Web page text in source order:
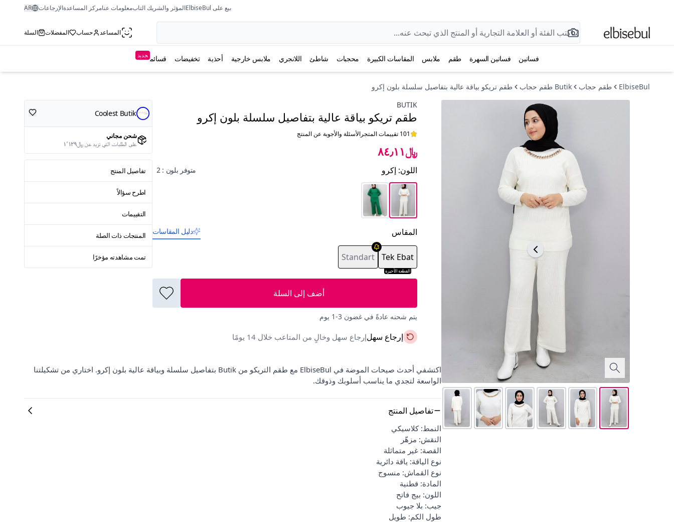
بيع على ElbiseBul المؤثر والشريك التابمعلومات عنامركز المساعدةالإرجاعات AR
المساعد حساب المفضلات السلة
فساتين فساتين السهرة طقم ملابس المقاسات الكبيرة محجبات شاطئ اللانجري ملابس خارجية أحذية تخفيضات قسائم جديد
ElbiseBul طقم حجاب Butik طقم حجاب
طقم تريكو بياقة عالية بتفاصيل سلسلة بلون إكرو
BUTIK
طقم تريكو بياقة عالية بتفاصيل سلسلة بلون إكرو
101 تقييمات المتجر الأسئلة والأجوبة عن المنتج
﷼٨٤٫١١
اللون: إكرو متوفر بلون : 2
المقاس دليل المقاسات
القطعة الأخيرة
Tek Ebat
Standart
أضف إلى السلة
يتم شحنه عادةً في غضون 3-1 يوم
إرجاع سهلإرجاع سهل وخالٍ من المتاعب خلال 14 يومًا
Coolest Butik
شحن مجاني
على الطلبات التي تزيد عن ﷼١٬١٢٩
تفاصيل المنتج
اطرح سؤالاً
التقييمات
المنتجات ذات الصلة
تمت مشاهدته مؤخرًا
اكتشفي أحدث صيحات الموضة في ElbiseBul مع طقم التريكو من Butik بتفاصيل سلسلة وبياقة عالية بلون إكرو. اختاري من تشكيلتنا
الواسعة لتجدي ما يناسب أسلوبك وذوقك.
تفاصيل المنتج
النمط: كلاسيكي
النقش: مزهّر
القصة: غير متماثلة
نوع الياقة: ياقة دائرية
نوع القماش: منسوج
المادة: قطنية
اللون: بيج فاتح
جيب: بلا جيوب
طول الكم: طويل